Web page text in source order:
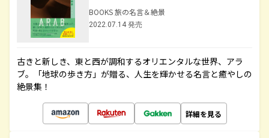
BOOKS 旅の名言＆絶景
2022.07.14 発売
古きと新しき、東と西が調和するオリエンタルな世界、アラ
ブ。「地球の歩き方」が贈る、人生を輝かせる名言と癒やしの
絶景集！
詳細を見る